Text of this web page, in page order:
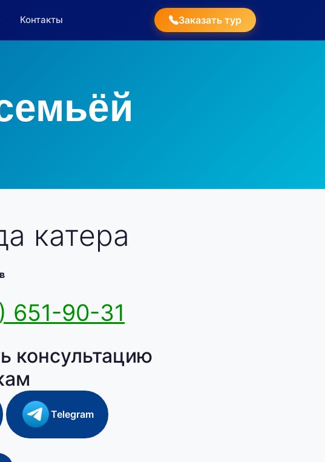
Контакты Заказать тур
катера
651-90-31
консультацию
Telegram